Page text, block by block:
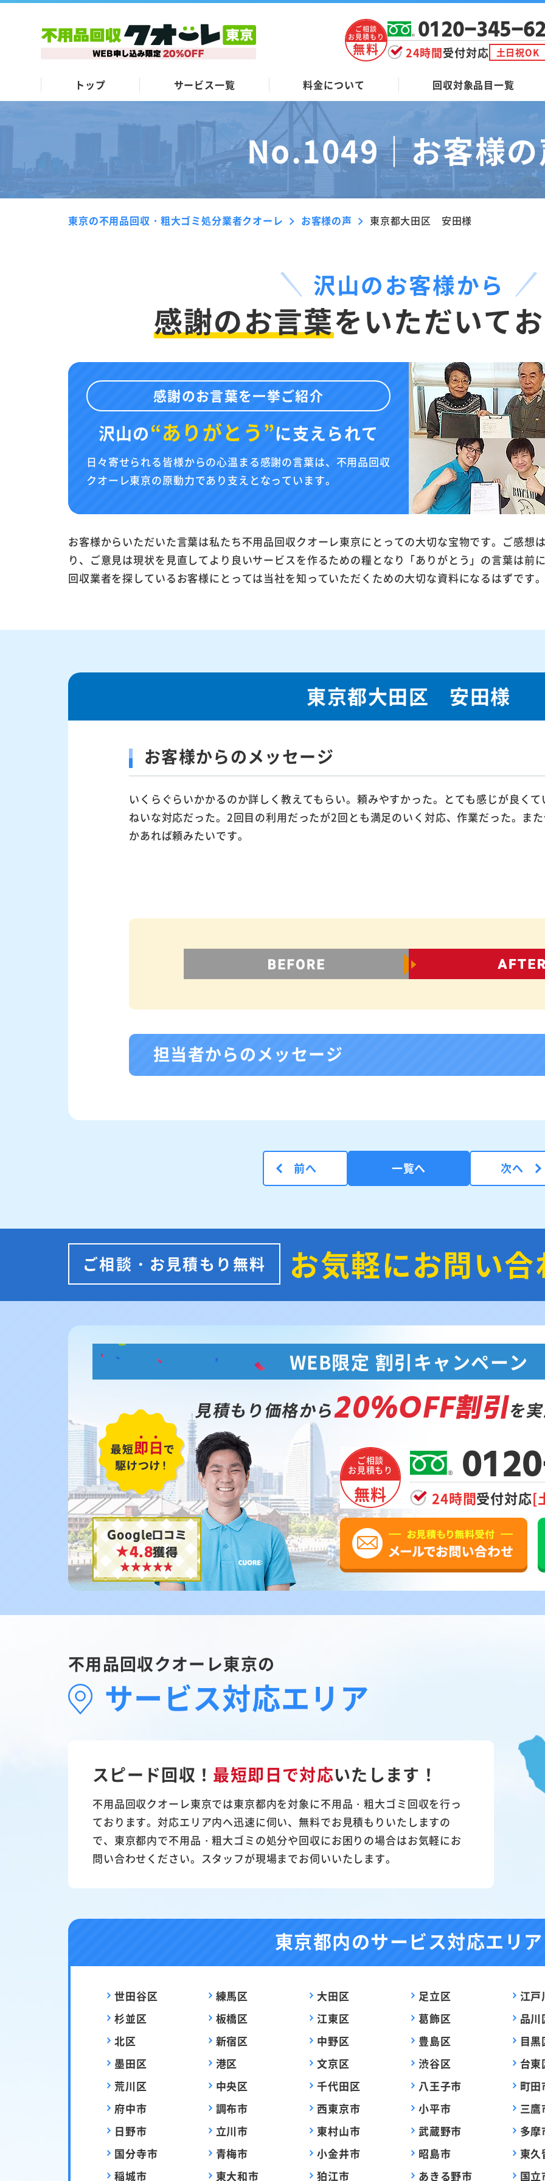
ご相談
お見積もり
無料
0120-345-
24時間受付対応 土日祝OK
トップ サービス一覧 料金について 回収対象品目一覧
No.1049｜お客様
東京の不用品回収・粗大ゴミ処分業者クオーレ お客様の声 東京都大田区 安田様
沢山のお客様から
感謝のお言葉をいただいて
感謝のお言葉を一挙ご紹介
沢山の“ありがとう”に支えられて
日々寄せられる皆様からの心温まる感謝の言葉は、不用品回収
クオーレ東京の原動力であり支えとなっています。
お客様からいただいた言葉は私たち不用品回収クオーレ東京にとっての大切な宝物です。ご感想
り、ご意見は現状を見直してより良いサービスを作るための糧となり「ありがとう」の言葉は前
回収業者を探しているお客様にとっては当社を知っていただくための大切な資料になるはずです
東京都大田区 安田様
お客様からのメッセージ
いくらぐらいかかるのか詳しく教えてもらい。頼みやすかった。とても感じが良くて
ねいな対応だった。2回目の利用だったが2回とも満足のいく対応、作業だった。ま
かあれば頼みたいです。
担当者からのメッセージ
前へ 一覧へ 次へ
ご相談・お見積もり無料 お気軽にお問い
Google口コミ
★4.8獲得
WEB限定 割引キャンペーン
見積もり価格から20%OFF割引を
ご相談
お見積もり
無料 24時間受付対応[
不用品回収クオーレ東京の
サービス対応エリア
スピード回収！ 最短即日で対応いたします！
不用品回収クオーレ東京では東京都内を対象に不用品・粗大ゴミ回収を行っ
ております。対応エリア内へ迅速に伺い、無料でお見積もりいたしますの
で、東京都内で不用品・粗大ゴミの処分や回収にお困りの場合はお気軽にお
問い合わせください。スタッフが現場までお伺いいたします。
東京都内のサービス対応エリア
世田谷区 練馬区 大田区 足立区
江戸
杉並区
板橋区 江東区 葛飾区
品川
北区
新宿区 中野区 豊島区
目黒
墨田区
港区 文京区 渋谷区
台東
荒川区
中央区 千代田区 八王子市
町田
府中市
調布市 西東京市 小平市
三鷹
日野市
立川市 東村山市 武蔵野市
多摩
国分寺市
青梅市 小金井市 昭島市
東
稲城市
東大和市 狛江市 あきる野市 国立